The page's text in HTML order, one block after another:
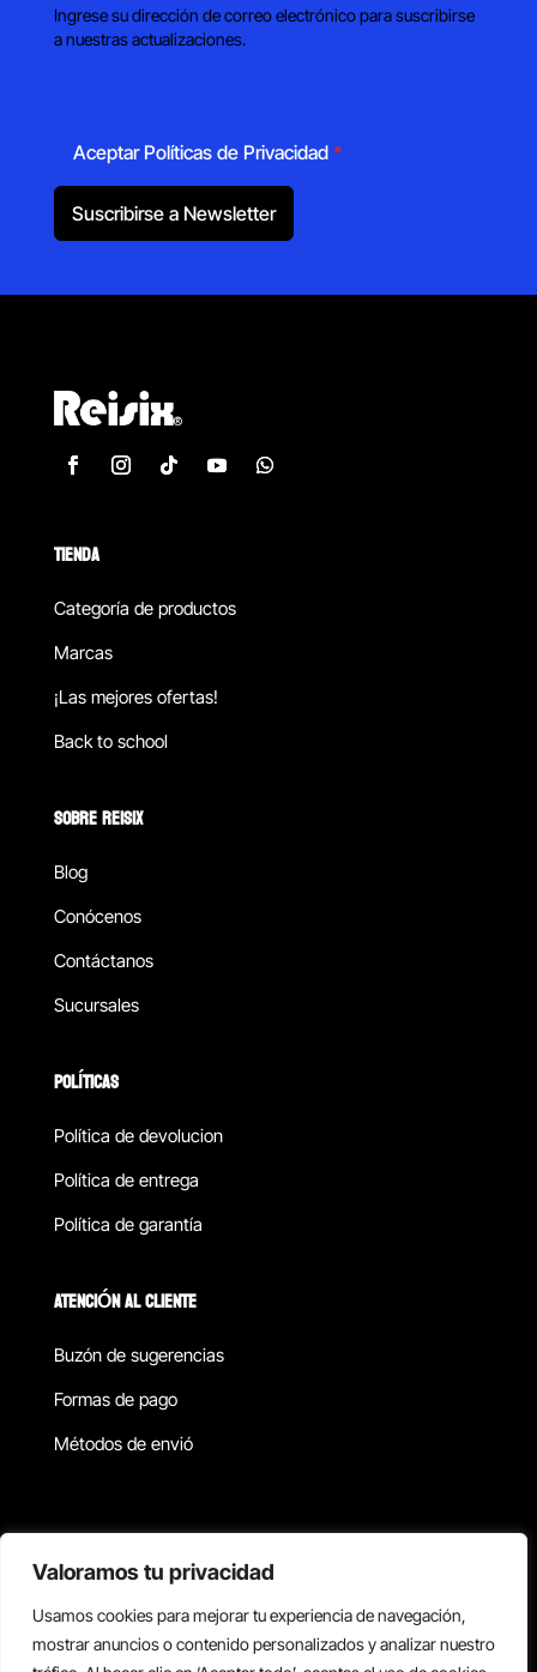
Valoramos tu privacidad
Usamos cookies para mejorar tu experiencia de navegación,
mostrar anuncios o contenido personalizados y analizar nuestro
Ingrese su dirección de correo electrónico para suscribirse
a nuestras actualizaciones.
Aceptar Políticas de Privacidad *
Suscribirse a Newsletter
TIENDA
Categoría de productos
Marcas
¡Las mejores ofertas!
Back to school
SOBRE REISIX
Blog
Conócenos
Contáctanos
Sucursales
POLÍTICAS
Política de devolucion
Política de entrega
Política de garantía
ATENCIÓN AL CLIENTE
Buzón de sugerencias
Formas de pago
Métodos de envió
Copyright © 2026 Reisix. Todos los derechos reservados.